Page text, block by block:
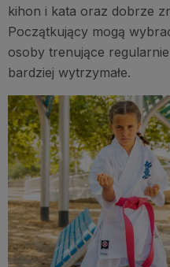
kihon i kata oraz dobrze
Początkujący mogą
osoby trenujące
bardziej wytrzymałe.